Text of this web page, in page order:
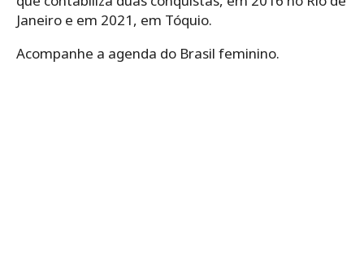
Janeiro e em 2021, em Tóquio.
Acompanhe a agenda do Brasil feminino.